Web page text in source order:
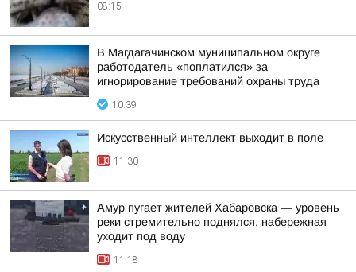
08:15
В Магдагачинском муниципальном округе
работодатель «поплатился» за
игнорирование требований охраны труда
10:39
Искусственный интеллект выходит в поле
11:30
Амур пугает жителей Хабаровска — уровень
реки стремительно поднялся, набережная
уходит под воду
11:18